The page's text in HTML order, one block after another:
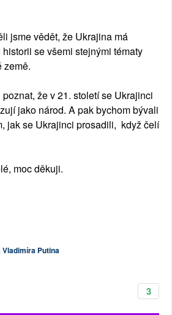
jsme vědět, že Ukrajina má
se všemi stejnými tématy
země.
že v 21. století se Ukrajinci
jako národ. A pak bychom bývali
jak se Ukrajinci prosadili, když čelí
moc děkuji.
Vladimíra Putina
3